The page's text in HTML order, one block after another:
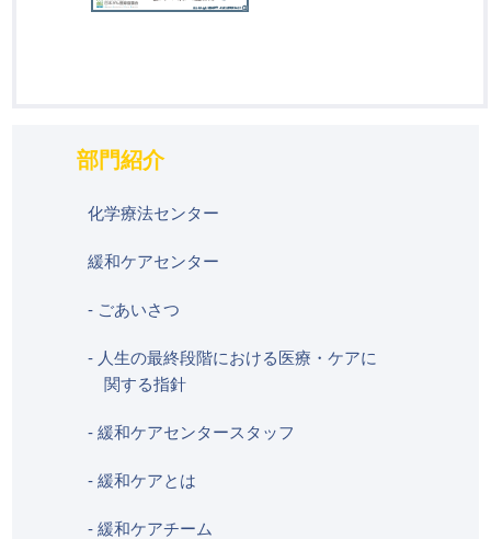
部門紹介
化学療法センター
緩和ケアセンター
- ごあいさつ
- 人生の最終段階における医療・ケアに
関する指針
- 緩和ケアセンタースタッフ
- 緩和ケアとは
- 緩和ケアチーム